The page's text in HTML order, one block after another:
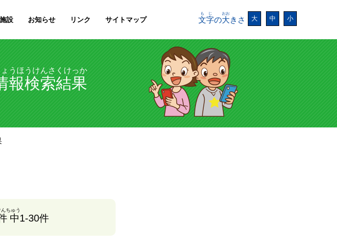
施設 お知らせ リンク サイトマップ 文字
もじ
の大
おお
きさ 大 中 小
報検索結果
ょうほうけんさくけっか
中
んちゅう
1-30件